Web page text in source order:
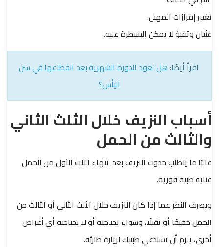
تغيير إفرازات المهبل.
غثيان وتقيؤ لا يمكن السيطرة عليه.
اقرأ أيضًا:هل تعود الدورة الشهرية بعد انقطاعها في سن
اليأس؟
أسباب النزيف خلال الثلث الثاني
والثالث من الحمل
غالبًا ما يتطلب حدوث النزيف بعد انتهاء الثلث الأول من الحمل
عناية طبية فورية.
وبصرف النظر عما إذا كان النزيف خلال الثلث الثاني أو الثالث من
الحمل خفيفًا أو ثقيلًا، وسواء يصاحبه أو لا يصاحبه أي أعراض
أخرى، يلزم أن تستدعي طبيبك لزيارة طارئة.